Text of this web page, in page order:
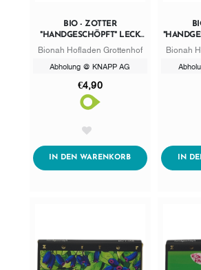
BIO - ZOTTER
"HANDGESCHÖPFT" LECK
FETT'N
Bionah Hofladen Grottenhof
Abholung @ KNAPP AG
€4,90
IN DEN WARENKORBADDTOCART
Bionah
IN